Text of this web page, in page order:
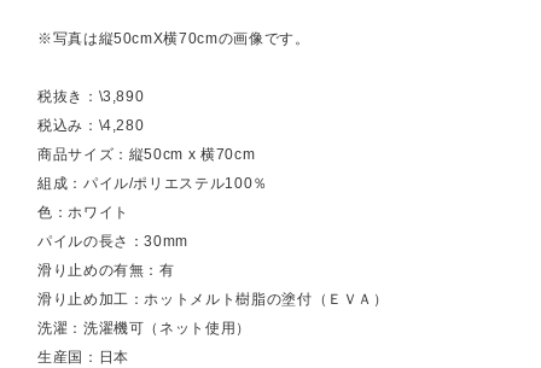
※写真は縦50cmX横70cmの画像です。
税抜き：\3,890
税込み：\4,280
商品サイズ：縦50cm x 横70cm
組成：パイル/ポリエステル100％
色：ホワイト
パイルの長さ：30mm
滑り止めの有無：有
滑り止め加工：ホットメルト樹脂の塗付（ＥＶＡ）
洗濯：洗濯機可（ネット使用）
生産国：日本